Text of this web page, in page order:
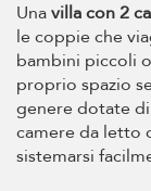
Unavilla con 2
le coppie che
bambini piccoli
proprio spazio
genere dotate
camere da letto
sistemarsi